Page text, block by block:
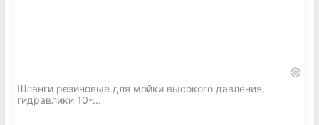
Шланги резиновые для мойки высокого давления,
гидравлики 10-...